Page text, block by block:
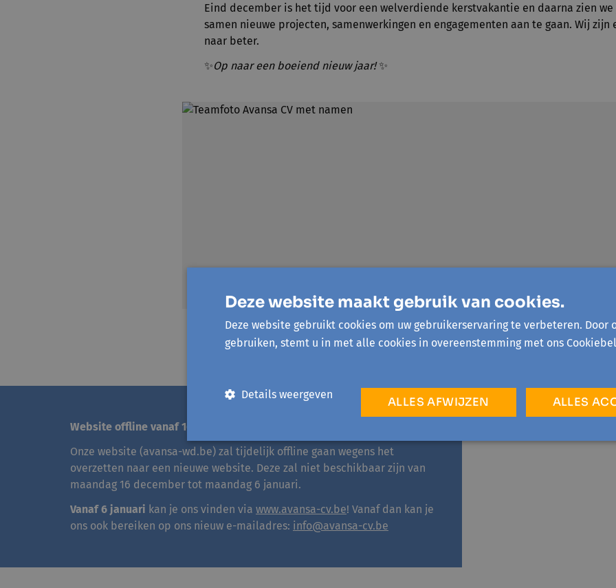
Eind december is het tijd voor een welverdiende kerstvakantie en daarna zien we
samen nieuwe projecten, samenwerkingen en engagementen aan te gaan. Wij zijn
naar beter.
✨Op naar een boeiend nieuw jaar!✨
Website offline vanaf 16 december
Onze website (avansa-wd.be) zal tijdelijk offline gaan wegens het
overzetten naar een nieuwe website. Deze zal niet beschikbaar zijn van
maandag 16 december tot maandag 6 januari.
Vanaf 6 januari kan je ons vinden via www.avansa-cv.be! Vanaf dan kan je
ons ook bereiken op ons nieuw e-mailadres: info@avansa-cv.be
Deze website maakt gebruik van cookies.
Deze website gebruikt cookies om uw gebruikerservaring te verbeteren. Door
gebruiken, stemt u in met alle cookies in overeenstemming met ons
ALLES
ALLES AFWIJZEN
Details weergeven